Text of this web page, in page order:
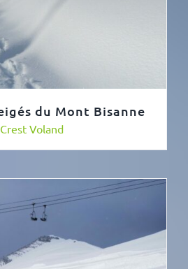
du Mont Bisanne
Crest Voland